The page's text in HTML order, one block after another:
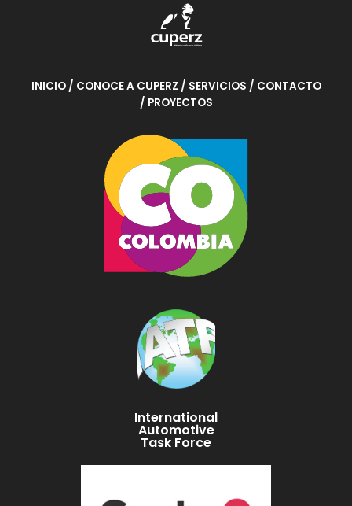
INICIO / CONOCE A CUPERZ / SERVICIOS / CONTACTO
/ PROYECTOS
International
Automotive
Task Force